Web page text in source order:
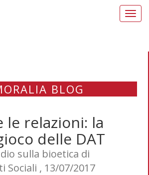
BLOG
le relazioni: la
delle DAT
sulla bioetica di
Sociali , 13/07/2017